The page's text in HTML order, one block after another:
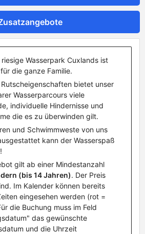
Wasserpark Cuxlands ist
die ganze Familie.
Rutscheigenschaften bietet unser
Wasserparcours viele
individuelle Hindernisse und
die es zu überwinden gilt.
und Schwimmweste von uns
kann der Wasserspaß
gilt ab einer Mindestanzahl
(bis 14 Jahren). Der Preis
Im Kalender können bereits
eingesehen werden (rot =
die Buchung muss im Feld
das gewünschte
und die Uhrzeit